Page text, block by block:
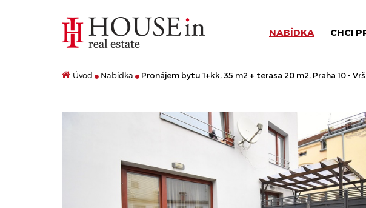
NABÍDKA CHCI
Úvod Nabídka Pronájem bytu 1+kk, 35 m2 + terasa 20 m2, Praha 10 -